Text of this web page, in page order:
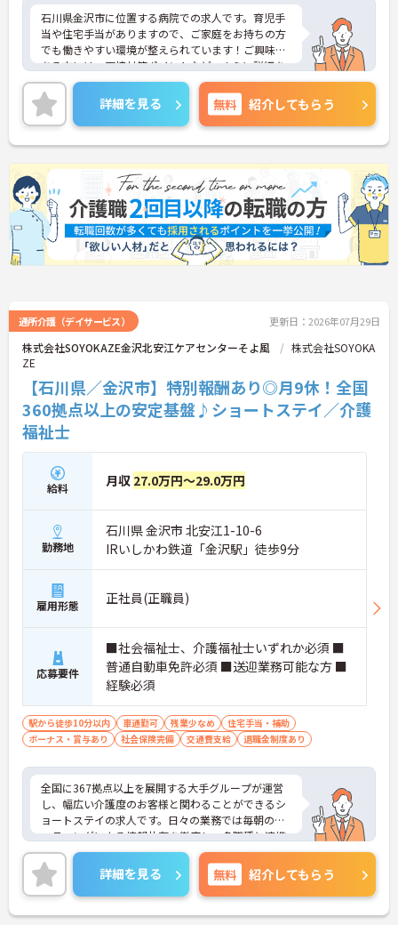
石川県金沢市に位置する病院での求人です。育児手
当や住宅手当がありますので、ご家庭をお持ちの方
でも働きやすい環境が整えられています！ご興味の
ある方には、面接対策ポイントなど、さらに詳細を
ご案内しますのでお気軽にご相談ください！
詳細を見る 無料 紹介してもらう
通所介護（デイサービス） 更新日：2026年07月29日
株式会社SOYOKAZE金沢北安江ケアセンターそよ風
株式会社SOYOKA
ZE
【石川県／金沢市】特別報酬あり◎月9休！全国
360拠点以上の安定基盤♪ショートステイ／介護
福祉士
給料 月収 27.0万円～29.0万円
勤務地
石川県 金沢市 北安江1-10-6
IRいしかわ鉄道「金沢駅」徒歩9分
雇用形態 正社員(正職員)
応募要件
■社会福祉士、介護福祉士いずれか必須 ■
普通自動車免許必須 ■送迎業務可能な方 ■
経験必須
駅から徒歩10分以内 車通勤可 残業少なめ
住宅手当・補助
ボーナス・賞与あり
社会保険完備 交通費支給 退職金制度あり
全国に367拠点以上を展開する大手グループが運営
し、幅広い介護度のお客様と関わることができるシ
ョートステイの求人です。日々の業務では毎朝のミ
ーティングによる情報共有を徹底し、多職種と連携
しながらお客様一人ひとりの生活を支える体制を整
えています。入社後はOJT制度による先輩スタッフ
の丁寧な指導や定期的な面談があり、資格取得支援
制度も完備しているため、着実にスキルを磨ける環
境です。待遇面では、月給に加えて年2回の賞与や実
詳細を見る 無料 紹介してもらう